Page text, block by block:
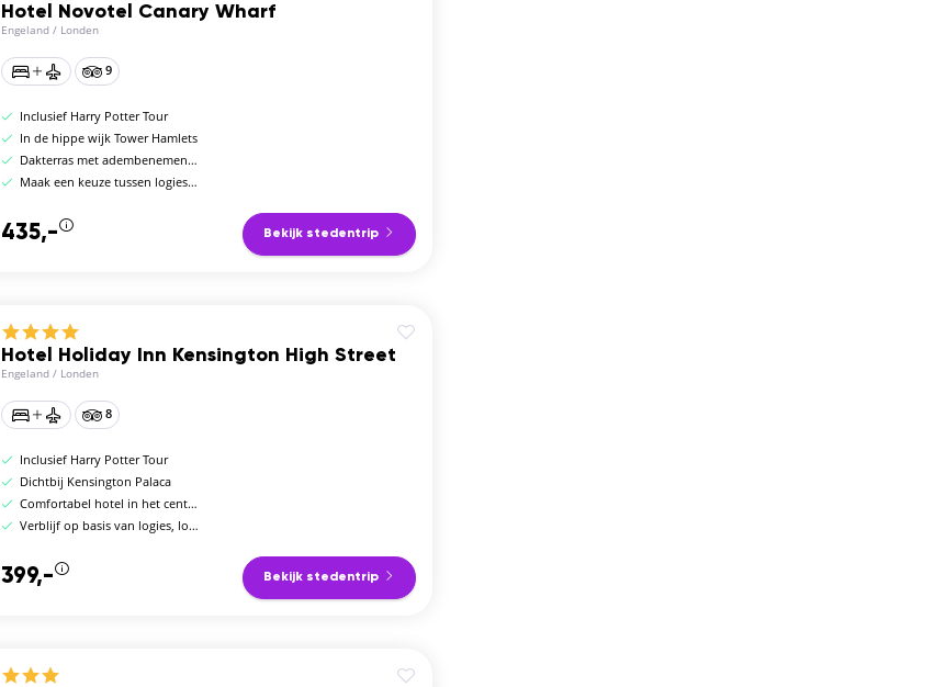
Hotel Novotel Canary Wharf
Engeland / Londen
9
Inclusief Harry Potter Tour
In de hippe wijk Tower Hamlets
Dakterras met adembenemend uitzicht over Londen
Maak een keuze tussen logies en logies en ontbijt
435,- Bekijk stedentrip
Hotel Holiday Inn Kensington High Street
Engeland / Londen
8
Inclusief Harry Potter Tour
Dichtbij Kensington Palaca
Comfortabel hotel in het centrum
Verblijf op basis van logies, logies en ontbijt of halfpension
399,- Bekijk stedentrip